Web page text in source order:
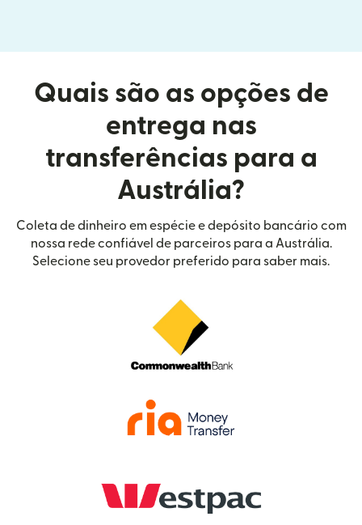
Quais são as opções de
entrega nas
transferências para a
Austrália?
Coleta de dinheiro em espécie e depósito bancário com
nossa rede confiável de parceiros para a Austrália.
Selecione seu provedor preferido para saber mais.